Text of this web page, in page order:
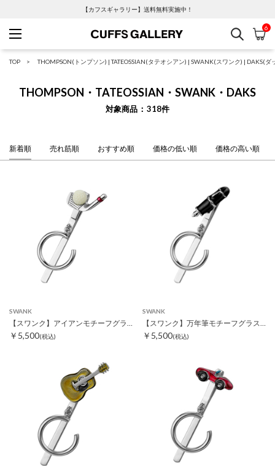
【カフスギャラリー】送料無料実施中！
Cuffs Gallery
検索 カ
6
TOP THOMPSON(トンプソン) |TATEOSSIAN(タテオシアン) | SWANK(スワンク) | DAKS(ダ
THOMPSON・TATEOSSIAN・SWANK・DAKS
対象商品 318件
新着順 売れ筋順 おすすめ順 価格の低い順 価格の高い順
SWANK
￥5,500(税込)
SWANK
￥5,500(税込)